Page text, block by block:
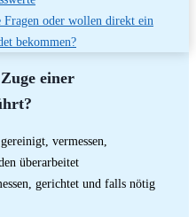
Fragen oder wollen direkt ein
bekommen?
einer
vermessen,
überarbeitet
gerichtet und falls nötig